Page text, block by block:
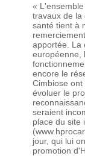
«
travaux de la
santé tient à
apportée. La
européenne,
encore le
Cimbiose
évoluer le
seraient
place du site
jour, qui lui
promotion